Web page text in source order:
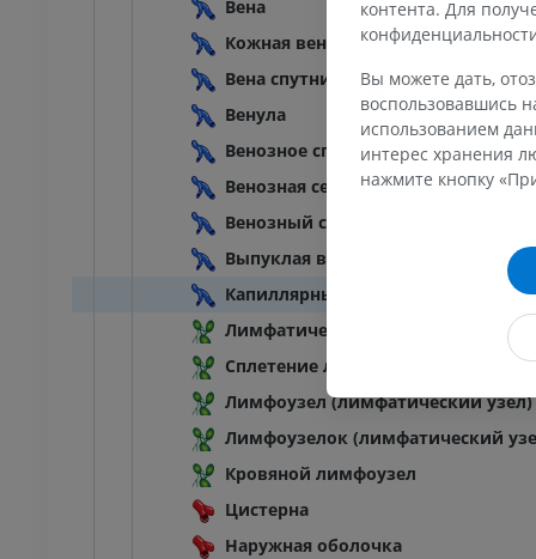
Вена
Кожная вена
Вена спутница
Венула
Венозное сплетение
Венозная сеть
Венозный синус
Выпуклая вена
Капиллярный сосуд
Лимфатический сосуд
Сплетение лимфатических
Лимфоузел (лимфатический узел)
Лимфоузелок (лимфатический
Кровяной лимфоузел
Цистерна
Наружная оболочка
контента. Для
Вы можете дать,
воспользовавшись
использованием
интерес хранения
нажмите кнопку